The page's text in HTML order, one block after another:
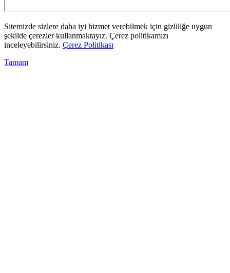
Sitemizde sizlere daha iyi hizmet verebilmek için gizliliğe uygun
şekilde çerezler kullanmaktayız. Çerez politikamızı
inceleyebilirsiniz. Çerez Politikası
Tamam